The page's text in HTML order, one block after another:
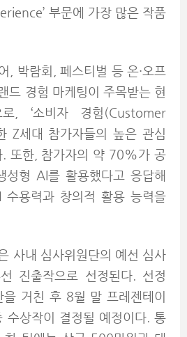
부문에 가장 많은 작품
, 박람회, 페스티벌 등 온·오프
드 경험 마케팅이 주목받는 현
, ‘소비자 경험(Customer
Z세대 참가자들의 높은 관심
. 또한, 참가자의 약 70%가 공
성형 AI를 활용했다고 응답해
수용력과 창의적 활용 능력을
사내 심사위원단의 예선 심사
진출작으로 선정된다. 선정
거친 후 8월 말 프레젠테이
수상작이 결정될 예정이다. 통